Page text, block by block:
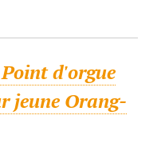
Point d'orgue
jeune Orang-